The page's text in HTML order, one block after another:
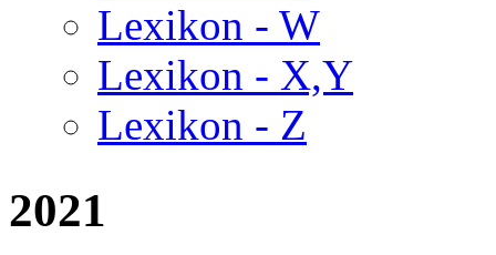
Lexikon - W
Lexikon - X,Y
Lexikon - Z
2021